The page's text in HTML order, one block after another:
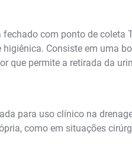
com ponto de
Consiste em uma
que permite a retirada da
para uso clínico na
como em situações